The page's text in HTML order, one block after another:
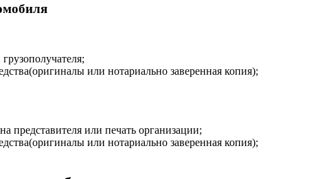
или нотариально заверенная копия);
представителя или печать организации;
или нотариально заверенная копия);